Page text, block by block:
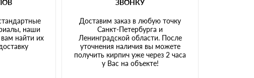
наши
найти их
ЗВОНКУ
Доставим заказ в любую точку
Санкт-Петербурга и
Ленинградской области. После
уточнения наличия вы можете
получить кирпич уже через 2 часа
у Вас на объекте!